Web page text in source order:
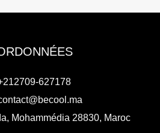
627178
Mohammédia 28830, Maroc